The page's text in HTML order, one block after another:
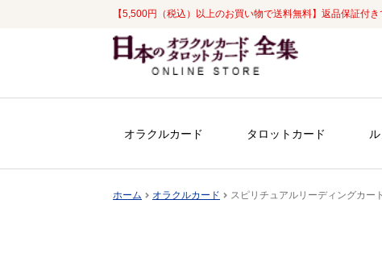
【5,500円（税込）以上のお買い物で送料無料】返品保証付
ナ
ビ
ン
コ
ン
ス
オラクルカード タロットカード
ホーム オラクルカード スピリチュアルリーディングカー